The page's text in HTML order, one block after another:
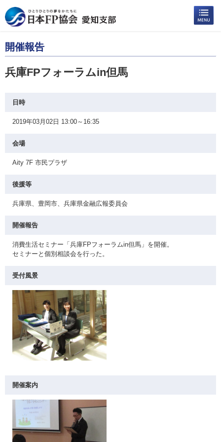
開催報告
兵庫FPフォーラムin但馬
日時
2019年03月02日 13:00～16:35
会場
Aity 7F 市民プラザ
後援等
兵庫県、豊岡市、兵庫県金融広報委員会
開催報告
消費生活セミナー「兵庫FPフォーラムin但馬」を開催。
セミナーと個別相談会を行った。
受付風景
開催案内